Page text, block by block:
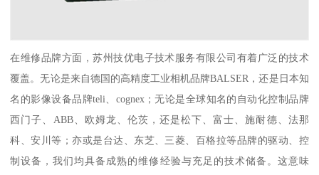
在维修品牌方面，苏州技优电子技术服务有限公司有着广泛的技术
覆盖。无论是来自德国的高精度工业相机品牌BALSER，还是日本知
名的影像设备品牌teli、cognex；无论是全球知名的自动化控制品牌
西门子、ABB、欧姆龙、伦茨，还是松下、富士、施耐德、法那
科、安川等；亦或是台达、东芝、三菱、百格拉等品牌的驱动、控
制设备，我们均具备成熟的维修经验与充足的技术储备。这意味